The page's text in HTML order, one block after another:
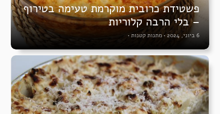
פשטידת כרובית מוקרמת טעימה בטירוף
– בלי הרבה קלוריות
6 ביוני, 2024 •מתנות קטנות •